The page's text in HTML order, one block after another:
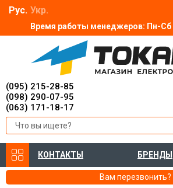
Время работы менеджеров: Пн-Сб
Рус. Укр.
(095) 215-28-85
(098) 290-07-95
(063) 171-18-17
КОНТАКТЫ БРЕНДЫ
Вам перезвонить?